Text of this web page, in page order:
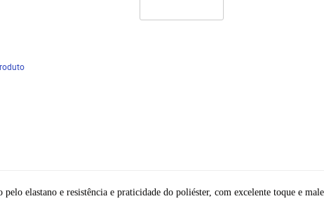
elastano e resistência e praticidade do poliéster, com excelente toque e